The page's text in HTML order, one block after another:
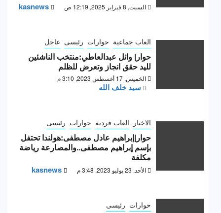
السبت, 8 فبراير 2025, 12:19 ص kasnews
العاب جماعية حوارات رئيسى عاجل
حوار| وائل عبدالعاطي:منتخب الناشئين
لليد حقق انجاز وتعرض للظلم
الخميس, 17 أغسطس 2023, 3:10 م
سيد خلف الله
الاخبار العاب فردية حوارات رئيسى
حوار|إبراهيم عادل مصطفى:هولندا تحتفل
بإسم إبراهيم مصطفى..والمصارعة رياضة
مكلفة
الأحد, 23 يوليو 2023, 3:48 م kasnews
حوارات رئيسى